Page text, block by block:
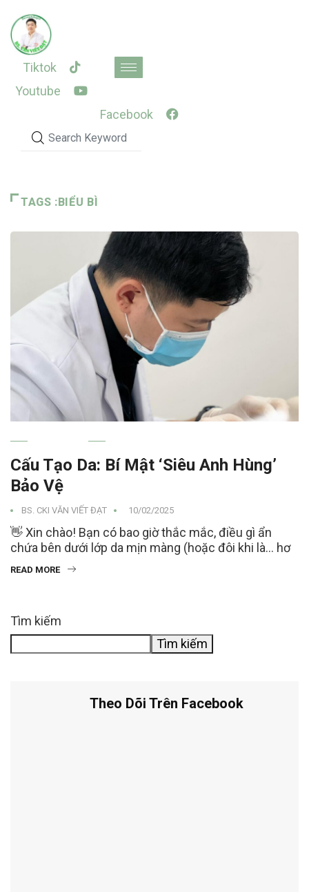
content
Tiktok
Youtube
Facebook
TAGS :BIỂU BÌ
Cấu Tạo Da: Bí Mật ‘Siêu Anh Hùng’
Bảo Vệ
BS. CKI VĂN VIẾT ĐẠT 10/02/2025
👋 Xin chào! Bạn có bao giờ thắc mắc, điều gì ẩn
chứa bên dưới lớp da mịn màng (hoặc đôi khi là… hơ
READ MORE
Tìm kiếm
Tìm kiếm
Theo Dõi Trên Facebook